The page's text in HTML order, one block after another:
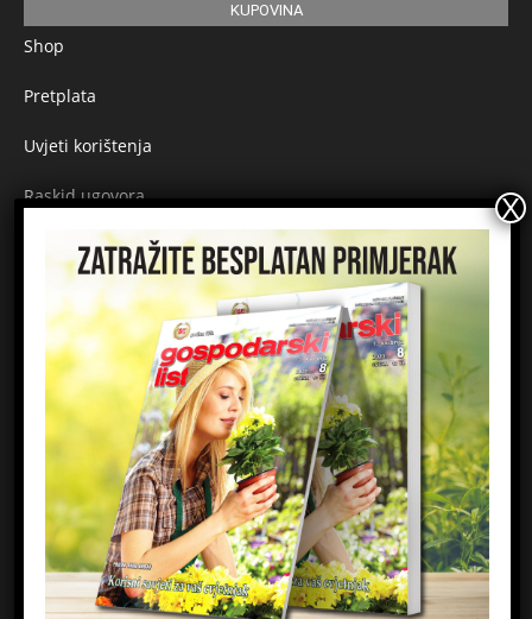
KUPOVINA
Shop
Pretplata
Uvjeti korištenja
Raskid ugovora
Načini plaćanja
Sigurnost plaćanja
Prijavite se na newsletter
Email